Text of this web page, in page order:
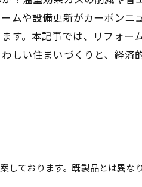
ムや設備更新がカーボンニ
す。本記事では、リフォー
しい住まいづくりと、経済
しております。既製品とは異な